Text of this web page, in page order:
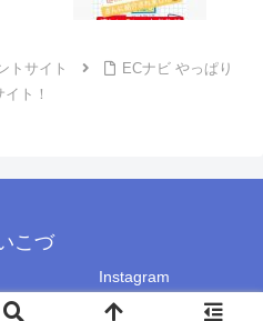
トサイト
ECナビ やっぱり
ト！
こづ
Instagram
いこづ All Rights Reserved.